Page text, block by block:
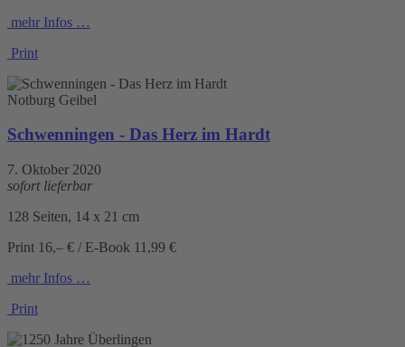
mehr Infos …
Print
Notburg Geibel
Schwenningen - Das Herz im Hardt
7. Oktober 2020
sofort lieferbar
128 Seiten, 14 x 21 cm
Print 16,– € / E-Book 11,99 €
mehr Infos …
Print